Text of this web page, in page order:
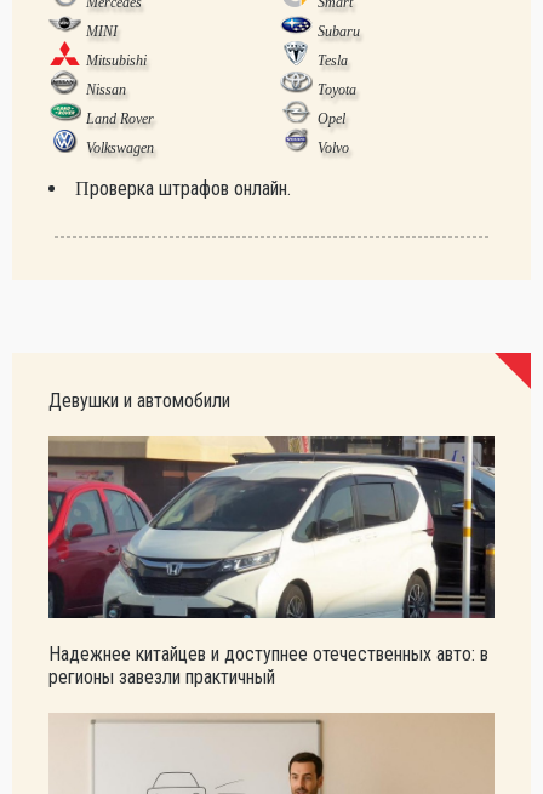
MINI
Subaru
Mitsubishi
Tesla
Nissan
Toyota
Land Rover
Opel
Volkswagen
Volvo
Проверка штрафов онлайн.
Девушки и автомобили
Надежнее китайцев и доступнее отечественных авто: в
регионы завезли практичный